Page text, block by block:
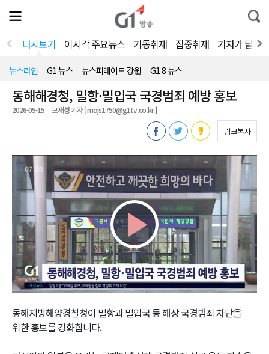
전
체
뉴
열
통
합
색
다시보기 이시각 주요뉴스 기동취재 집중취재 기자가 달려
뉴스라인 G1 뉴스 뉴스퍼레이드 강원 G1 8 뉴스
동해해경청, 밀항·밀입국 국경범죄 예방 홍보
2026-05-15 모재성 기자 [ mojs1750@g1tv.co.kr ]
링크복사
Play
Video
동해지방해양경찰청이 밀항과 밀입국 등 해상 국경범죄 차단을
위한 홍보를 강화합니다.